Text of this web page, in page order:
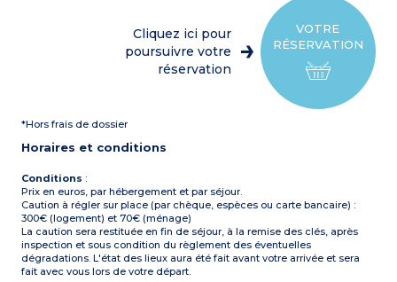
électrique et à capsule,
bouilloire, grille pain et
1 chambre avec un lit
lavabo et WC séparé
salon de jardin et transats
personnes
À noter
Logement adapté pour les
enfants de + 5 ans
VOTRE
RÉSERVATION
Cliquez ici pour
poursuivre votre
réservation
*Hors frais de dossier
Horaires et conditions
Conditions :
Prix en euros, par hébergement et par séjour.
Caution à régler sur place (par chèque, espèces ou carte bancaire) :
300€ (logement) et 70€ (ménage)
La caution sera restituée en fin de séjour, à la remise des clés, après
inspection et sous condition du règlement des éventuelles
dégradations. L'état des lieux aura été fait avant votre arrivée et sera
fait avec vous lors de votre départ.